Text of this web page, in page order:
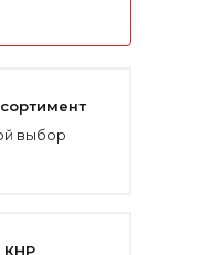
выбор
КНР